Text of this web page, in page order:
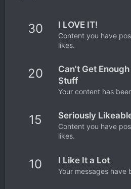
30 I LOVE IT!
Content you have
likes.
20
Can't Get
Stuff
Your content has
15 Seriously
Content you have
likes.
10 I Like It a Lot
Your messages have